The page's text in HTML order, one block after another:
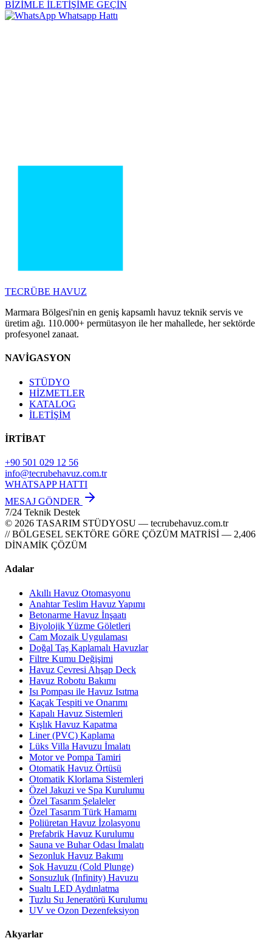
BİZİMLE İLETİŞİME GEÇİN
Whatsapp Hattı
TECRÜBE HAVUZ
Marmara Bölgesi'nin en geniş kapsamlı havuz teknik servis ve
üretim ağı. 110.000+ permütasyon ile her mahallede, her sektörde
profesyonel zanaat.
NAVİGASYON
STÜDYO
HİZMETLER
KATALOG
İLETİŞİM
İRTİBAT
+90 501 029 12 56
info@tecrubehavuz.com.tr
WHATSAPP HATTI
MESAJ GÖNDER
7/24 Teknik Destek
© 2026 TASARIM STÜDYOSU — tecrubehavuz.com.tr
// BÖLGESEL SEKTÖRE GÖRE ÇÖZÜM MATRİSİ — 2,406
DİNAMİK ÇÖZÜM
Adalar
Akıllı Havuz Otomasyonu
Anahtar Teslim Havuz Yapımı
Betonarme Havuz İnşaatı
Biyolojik Yüzme Göletleri
Cam Mozaik Uygulaması
Doğal Taş Kaplamalı Havuzlar
Filtre Kumu Değişimi
Havuz Çevresi Ahşap Deck
Havuz Robotu Bakımı
Isı Pompası ile Havuz Isıtma
Kaçak Tespiti ve Onarımı
Kapalı Havuz Sistemleri
Kışlık Havuz Kapatma
Liner (PVC) Kaplama
Lüks Villa Havuzu İmalatı
Motor ve Pompa Tamiri
Otomatik Havuz Örtüsü
Otomatik Klorlama Sistemleri
Özel Jakuzi ve Spa Kurulumu
Özel Tasarım Şelaleler
Özel Tasarım Türk Hamamı
Poliüretan Havuz İzolasyonu
Prefabrik Havuz Kurulumu
Sauna ve Buhar Odası İmalatı
Sezonluk Havuz Bakımı
Şok Havuzu (Cold Plunge)
Sonsuzluk (Infinity) Havuzu
Sualtı LED Aydınlatma
Tuzlu Su Jeneratörü Kurulumu
UV ve Ozon Dezenfeksiyon
Akyarlar